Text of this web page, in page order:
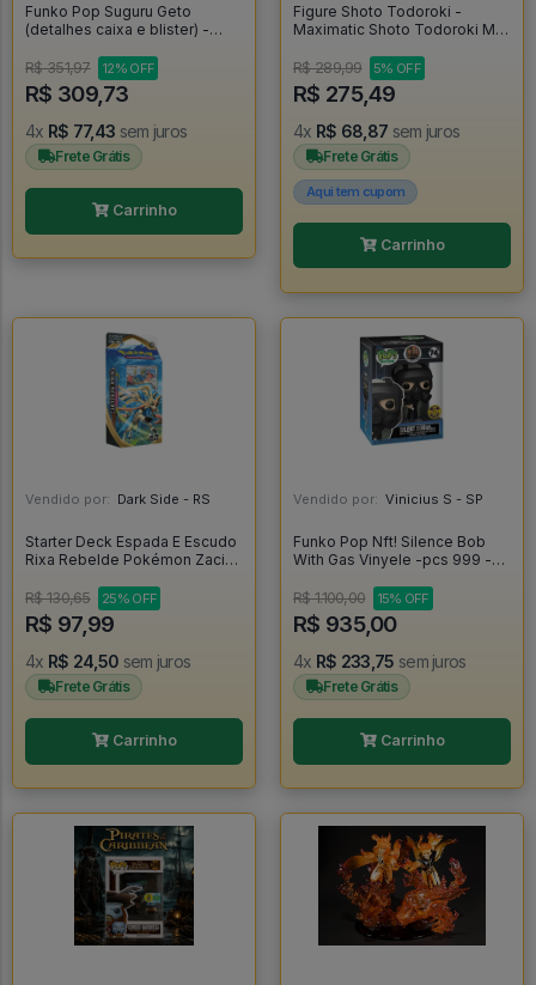
Funko Pop Suguru Geto
(detalhes caixa e blister) -
R$ 351,97
12% OFF
R$ 309,73
4x R$ 77,43 sem juros
Frete Grátis
Carrinho
Figure Shoto Todoroki -
Maximatic Shoto Todoroki My
Academia
R$ 289,99 5% OFF
R$ 275,49
4x R$ 68,87 sem juros
Frete Grátis
Aqui tem cupom
Carrinho
Vendido por: Dark Side - RS
Starter Deck Espada E Escudo
Rixa Rebelde Pokémon Zacian
R$ 130,65
25% OFF
R$ 97,99
4x R$ 24,50 sem juros
Frete Grátis
Carrinho
Vendido por: Vinicius S - SP
Funko Pop Nft! Silence Bob
With Gas Vinyele -pcs 999 -
R$ 1.100,00
15% OFF
R$ 935,00
4x R$ 233,75 sem juros
Frete Grátis
Carrinho